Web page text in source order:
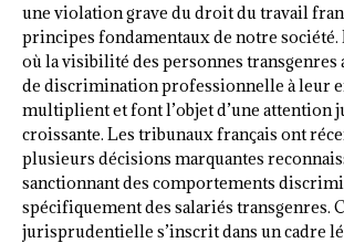
une violation grave du droit du travail
principes fondamentaux de notre société.
où la visibilité des personnes transgenres
de discrimination professionnelle à leur
multiplient et font l’objet d’une attention
croissante. Les tribunaux français ont
plusieurs décisions marquantes
sanctionnant des comportements
spécifiquement des salariés transgenres.
jurisprudentielle s’inscrit dans un cadre